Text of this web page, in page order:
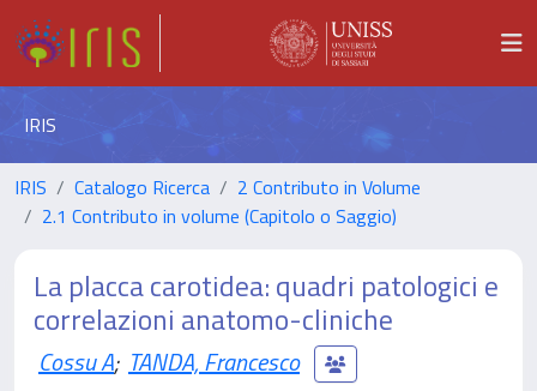
IRIS
IRIS Catalogo Ricerca
2 Contributo in Volume
2.1 Contributo in volume (Capitolo o Saggio)
La placca carotidea: quadri patologici e
correlazioni anatomo-cliniche
Cossu A; TANDA, Francesco